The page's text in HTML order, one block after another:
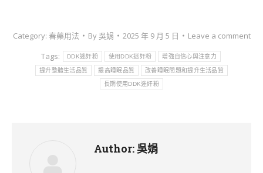
Category: 春藥用法 By 吳娟 2025 年 9 月 5 日
Leave a comment
Tags:
DDK迷奸粉 使用DDK迷奸粉 增強自信心與注意力
提升整體生活品質 提高睡眠品質 改善睡眠問題和提升生活品質
長期使用DDK迷奸粉
Author: 吳娟